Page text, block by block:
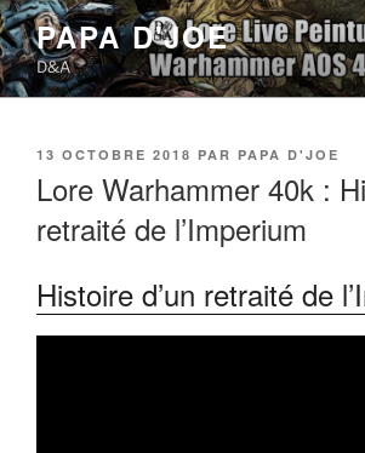
Aller
au
contenu
principal
PAPA D'JOE
D&A
PUBLIÉ
13 OCTOBRE 2018 PAR PAPA D'JOE
Lore Warhammer 40k :
retraité de l’Imperium
Histoire d’un retraité de